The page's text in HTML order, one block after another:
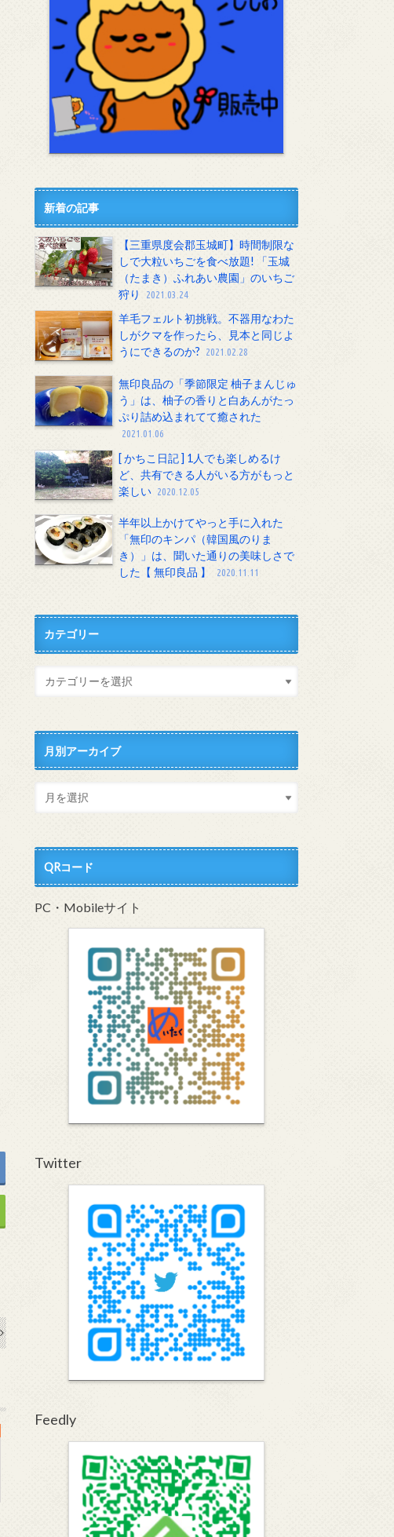
新着の記事
【三重県度会郡玉城町】時間制限な
しで大粒いちごを食べ放題! 「玉城
（たまき）ふれあい農園」のいちご
狩り
2021.03.24
羊毛フェルト初挑戦。不器用なわた
しがクマを作ったら、見本と同じよ
うにできるのか?
2021.02.28
無印良品の「季節限定 柚子まんじゅ
う」は、柚子の香りと白あんがたっ
ぷり詰め込まれてて癒された
2021.01.06
[ かちこ日記 ] 1人でも楽しめるけ
ど、共有できる人がいる方がもっと
楽しい 2020.12.05
半年以上かけてやっと手に入れた
「無印のキンパ（韓国風のりま
き）」は、聞いた通りの美味しさで
した【 無印良品 】
2020.11.11
カテゴリー
月別アーカイブ
QRコード
PC・Mobileサイト
Twitter
Feedly